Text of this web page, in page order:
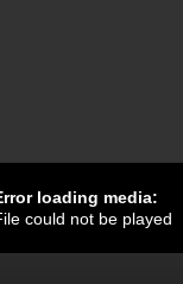
loading media:
could not be played